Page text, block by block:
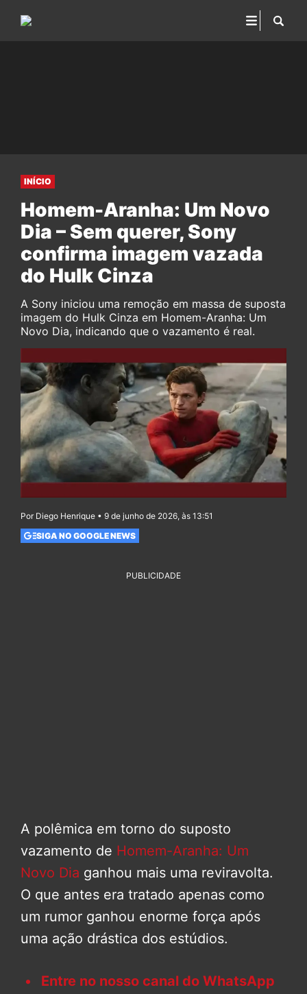
INÍCIO
Homem-Aranha: Um Novo
Dia – Sem querer, Sony
confirma imagem vazada
do Hulk Cinza
A Sony iniciou uma remoção em massa de suposta
imagem do Hulk Cinza em Homem-Aranha: Um
Novo Dia, indicando que o vazamento é real.
Por Diego Henrique • 9 de junho de 2026, às 13:51
SIGA NO GOOGLE NEWS
PUBLICIDADE
A polêmica em torno do suposto
vazamento de Homem-Aranha: Um
Novo Dia ganhou mais uma reviravolta.
O que antes era tratado apenas como
um rumor ganhou enorme força após
uma ação drástica dos estúdios.
Entre no nosso canal do WhatsApp